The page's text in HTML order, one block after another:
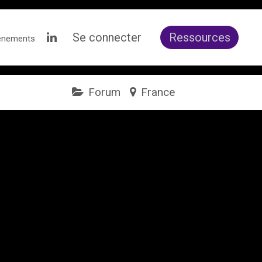
Se connecter Ressources
Forum France